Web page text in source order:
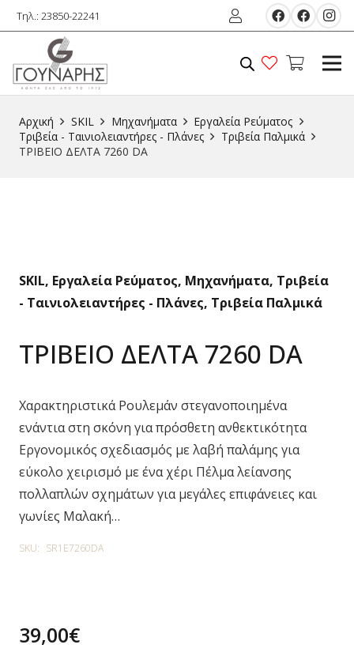
Τηλ.: 23850-22241
Αρχική SKIL Μηχανήματα
Εργαλεία Ρεύματος
Τριβεία - Ταινιολειαντήρες - Πλάνες
Τριβεία Παλμικά
ΤΡΙΒΕΙΟ ΔΕΛΤΑ 7260 DA
SKIL, Εργαλεία Ρεύματος, Μηχανήματα, Τριβεία
- Ταινιολειαντήρες - Πλάνες, Τριβεία Παλμικά
ΤΡΙΒΕΙΟ ΔΕΛΤΑ 7260 DA
Χαρακτηριστικά Ρουλεμάν στεγανοποιημένα
ενάντια στη σκόνη για πρόσθετη ανθεκτικότητα
Εργονομικός σχεδιασμός με λαβή παλάμης για
εύκολο χειρισμό με ένα χέρι Πέλμα λείανσης
πολλαπλών σχημάτων για μεγάλες επιφάνειες και
γωνίες Μαλακή…
SKU: SR1E7260DA
39,00€